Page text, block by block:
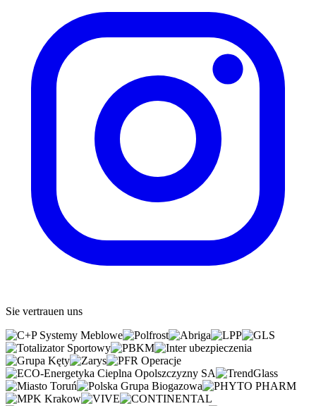
Sie vertrauen uns